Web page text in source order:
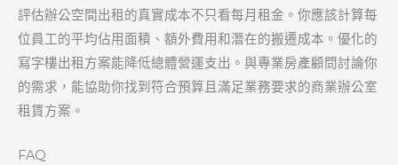
評估辦公空間出租的真實成本不只看每月租金。你應該計算每
位員工的平均佔用面積、額外費用和潛在的搬遷成本。優化的
寫字樓出租方案能降低總體營運支出。與專業房產顧問討論你
的需求，能協助你找到符合預算且滿足業務要求的商業辦公室
租賃方案。
FAQ